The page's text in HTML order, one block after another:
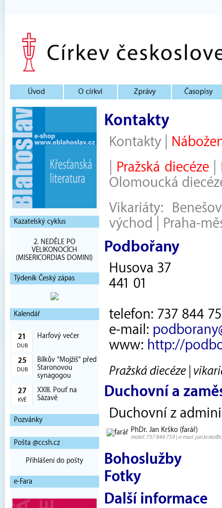
Úvod O církvi Zprávy Časopisy
Kazatelský cyklus
2. NEDĚLE PO
VELIKONOCÍCH
(MISERICORDIAS DOMINI)
Týdeník Český zápas
Kalendář
21
DUB
Harfový večer
25
DUB
Bílkův "Mojžíš" před
Staronovou
synagogou
27
KVĚ
XXIII. Pouť na
Sázavě
Pozvánky
Pošta @ccsh.cz
Přihlášení do pošty
e-Fara
Kontakty
Kontakty
Pražská diecéze|
Olomoucká
Vikariáty: Benešov
východ
Praha-
Podbořany
Husova 37
441 01
telefon: 737 844
e-mail:
www: http://
Pražská diecéze |
Duchovní a
Duchovní z
PhDr. Jan Krško (farář)
mobil: 737 844 759 | e-mail:
Bohoslužby
Fotky
Další informace